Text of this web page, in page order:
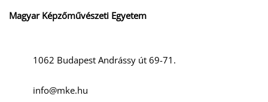
Magyar Képzőművészeti Egyetem
1062 Budapest Andrássy út 69-71.
info@mke.hu